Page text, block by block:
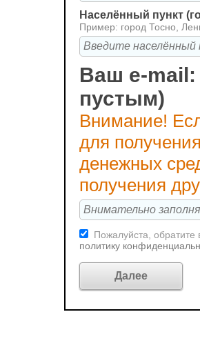
Населённый пункт
Пример: город Тосно,
Ваш e-mail:
пустым)
Внимание!
для
денежных
получения
Пожалуйста, обратите
политику